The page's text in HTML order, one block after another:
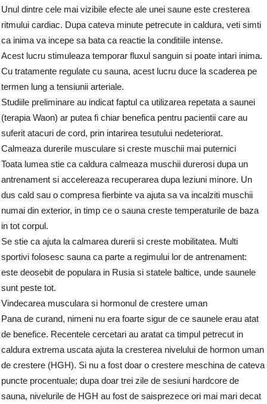
Unul dintre cele mai vizibile efecte ale unei saune este cresterea
ritmului cardiac. Dupa cateva minute petrecute in caldura, veti simti
ca inima va incepe sa bata ca reactie la conditiile intense.
Acest lucru stimuleaza temporar fluxul sanguin si poate intari inima.
Cu tratamente regulate cu sauna, acest lucru duce la scaderea pe
termen lung a tensiunii arteriale.
Studiile preliminare au indicat faptul ca utilizarea repetata a saunei
(terapia Waon) ar putea fi chiar benefica pentru pacientii care au
suferit atacuri de cord, prin intarirea tesutului nedeteriorat.
Calmeaza durerile musculare si creste muschii mai puternici
Toata lumea stie ca caldura calmeaza muschii durerosi dupa un
antrenament si accelereaza recuperarea dupa leziuni minore. Un
dus cald sau o compresa fierbinte va ajuta sa va incalziti muschii
numai din exterior, in timp ce o sauna creste temperaturile de baza
in tot corpul.
Se stie ca ajuta la calmarea durerii si creste mobilitatea. Multi
sportivi folosesc sauna ca parte a regimului lor de antrenament:
este deosebit de populara in Rusia si statele baltice, unde saunele
sunt peste tot.
Vindecarea musculara si hormonul de crestere uman
Pana de curand, nimeni nu era foarte sigur de ce saunele erau atat
de benefice. Recentele cercetari au aratat ca timpul petrecut in
caldura extrema uscata ajuta la cresterea nivelului de hormon uman
de crestere (HGH). Si nu a fost doar o crestere meschina de cateva
puncte procentuale; dupa doar trei zile de sesiuni hardcore de
sauna, nivelurile de HGH au fost de saisprezece ori mai mari decat